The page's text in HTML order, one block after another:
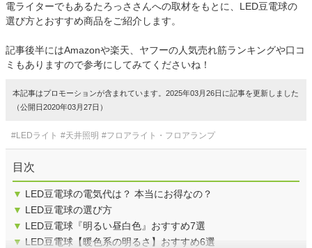
電ライターでもあるたろっささんへの取材をもとに、LED豆電球の
選び方とおすすめ商品をご紹介します。
記事後半にはAmazonや楽天、ヤフーの人気売れ筋ランキングや口コ
ミもありますので参考にしてみてくださいね！
本記事はプロモーションが含まれています。2025年03月26日に記事を更新しました
（公開日2020年03月27日）
#LEDライト #天井照明 #フロアライト・フロアランプ
目次
▼ LED豆電球の電気代は？ 本当にお得なの？
▼ LED豆電球の選び方
▼ LED豆電球『明るい昼白色』おすすめ7選
▼ LED豆電球【暖色系の明るさ】おすすめ6選